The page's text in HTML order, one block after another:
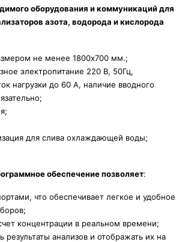
оборудования и коммуникаций для
азота, водорода и кислорода
не менее 1800х700 мм.;
электропитание 220 В, 50Гц,
нагрузки до 60 А, наличие вводного
для слива охлаждающей воды;
обеспечение позволяет:
что обеспечивает легкое и удобное
концентрации в реальном времени;
результаты анализов и отображать их на